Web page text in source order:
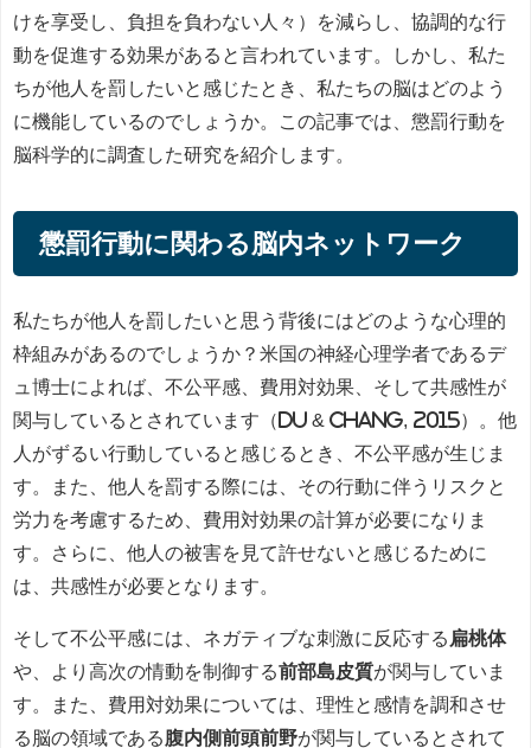
けを享受し、負担を負わない人々）を減らし、協調的な行
動を促進する効果があると言われています。しかし、私た
ちが他人を罰したいと感じたとき、私たちの脳はどのよう
に機能しているのでしょうか。この記事では、懲罰行動を
脳科学的に調査した研究を紹介します。
懲罰行動に関わる脳内ネットワーク
私たちが他人を罰したいと思う背後にはどのような心理的
枠組みがあるのでしょうか？米国の神経心理学者であるデ
ュ博士によれば、不公平感、費用対効果、そして共感性が
関与しているとされています（Du & Chang, 2015）。他
人がずるい行動していると感じるとき、不公平感が生じま
す。また、他人を罰する際には、その行動に伴うリスクと
労力を考慮するため、費用対効果の計算が必要になりま
す。さらに、他人の被害を見て許せないと感じるために
は、共感性が必要となります。
そして不公平感には、ネガティブな刺激に反応する 扁桃体
や、より高次の情動を制御する前部島皮質が関与していま
す。また、費用対効果については、理性と感情を調和させ
る脳の領域である 腹内側前頭前野が関与しているとされて